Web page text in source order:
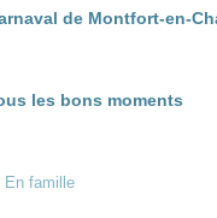
de Montfort-en-
les bons moments
En famille
EN-CHALOSSE